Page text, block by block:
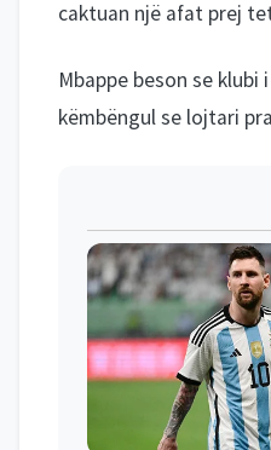
caktuan një afat prej
Mbappe beson se
këmbëngul se lojtari